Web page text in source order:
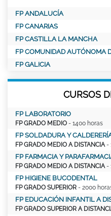
FP ANDALUCÍA
FP CANARIAS
FP CASTILLA LA MANCHA
FP COMUNIDAD AUTÓNOMA
FP GALICIA
CURSOS
FP LABORATORIO
FP GRADO MEDIO - 1400 horas
FP SOLDADURA Y
FP GRADO MEDIO A DISTANCIA -
FP FARMACIA Y
FP GRADO MEDIO A DISTANCIA -
FP HIGIENE BUCODENTAL
FP GRADO SUPERIOR - 2000
FP EDUCACIÓN INFANTIL A
FP GRADO SUPERIOR A